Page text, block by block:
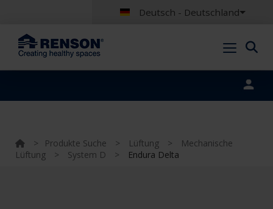
Deutsch - Deutschland
> Produkte Suche > Lüftung >
Mechanische
Lüftung
> System D > Endura Delta